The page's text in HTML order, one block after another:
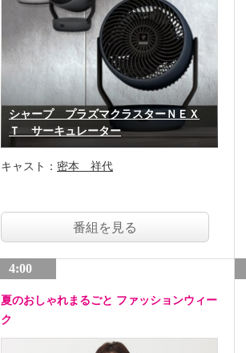
シャープ プラズマクラスターＮＥＸ
Ｔ サーキュレーター
キャスト： 密本 祥代
番組を見る
4:00
夏のおしゃれまるごと ファッションウィー
ク